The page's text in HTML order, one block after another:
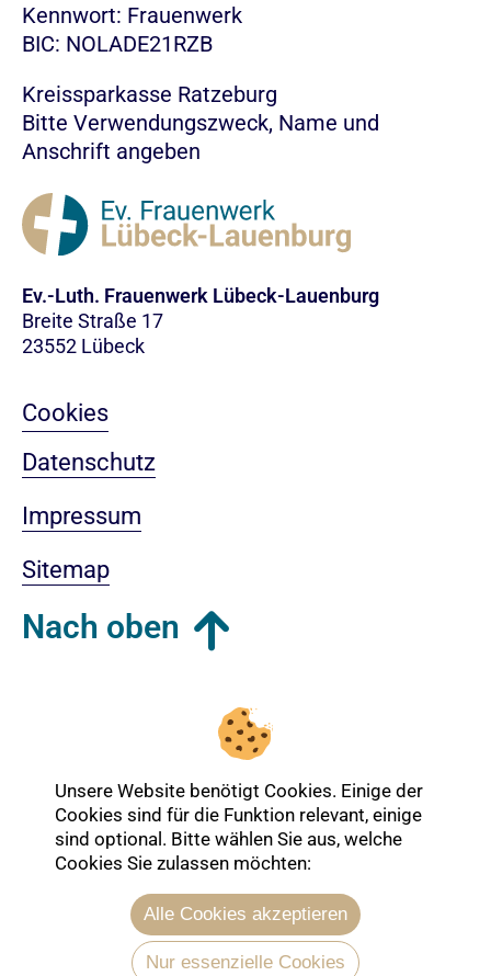
Kennwort: Frauenwerk
BIC: NOLADE21RZB
Kreissparkasse Ratzeburg
Bitte Verwendungszweck, Name und
Anschrift angeben
Ev.-Luth. Frauenwerk Lübeck-Lauenburg
Breite Straße 17
23552 Lübeck
Cookies
Datenschutz
Impressum
Sitemap
Nach oben
Unsere Website benötigt Cookies. Einige der
Cookies sind für die Funktion relevant, einige
sind optional. Bitte wählen Sie aus, welche
Cookies Sie zulassen möchten:
Alle Cookies akzeptieren
Nur essenzielle Cookies